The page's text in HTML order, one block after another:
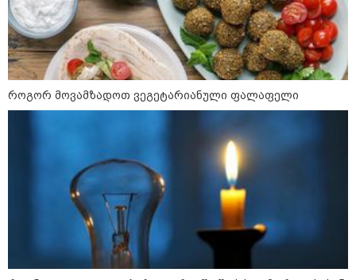
ჯარისკაცი, რომელიც 29 წელი
იბრძოდა, რადგან ომის
დამთავრების არ სჯეროდა...
როგორ მოვამზადოთ ვეგეტარიანული ფალაფელი